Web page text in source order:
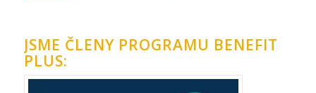
JSME ČLENY PROGRAMU BENEFIT
PLUS: